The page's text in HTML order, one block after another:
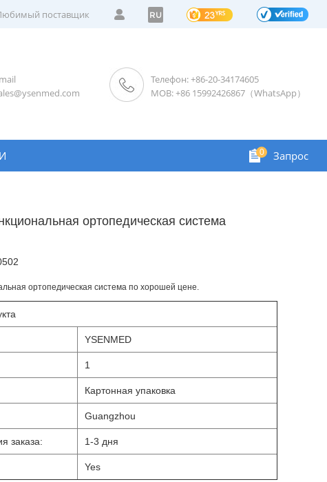
поставщик RU
Телефон: +86-20-34174605
MOB: +86 15992426867（WhatsApp）
0 Запрос
ортопедическая система
ортопедическая система по хорошей цене.
YSENMED
1
Картонная упаковка
Guangzhou
заказа: 1-3 дня
Yes